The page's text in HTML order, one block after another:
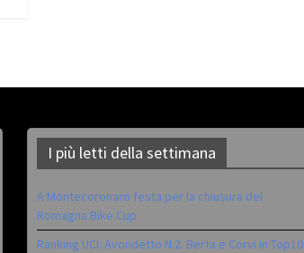
I più letti della settimana
A Montecoronaro festa per la chiusura del
Romagna Bike Cup
Ranking UCI: Avondetto N.2. Berta e Corvi in Top10